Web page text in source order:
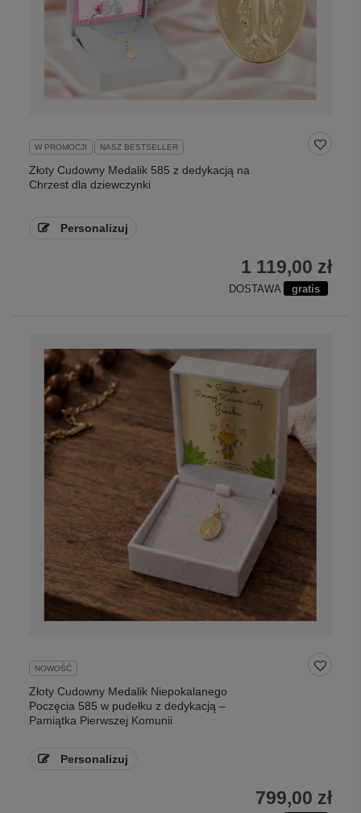
W PROMOCJI NASZ BESTSELLER
Złoty Cudowny Medalik 585 z dedykacją na
Chrzest dla dziewczynki
Personalizuj
1 119,00 zł
DOSTAWA gratis
NOWOŚĆ
Złoty Cudowny Medalik Niepokalanego
Poczęcia 585 w pudełku z dedykacją –
Pamiątka Pierwszej Komunii
Personalizuj
799,00 zł